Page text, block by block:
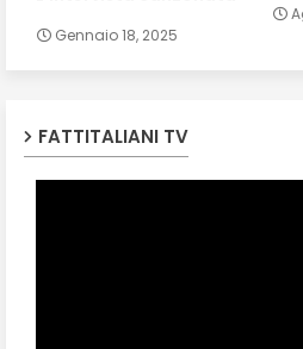
Gennaio 18, 2025
FATTITALIANI TV